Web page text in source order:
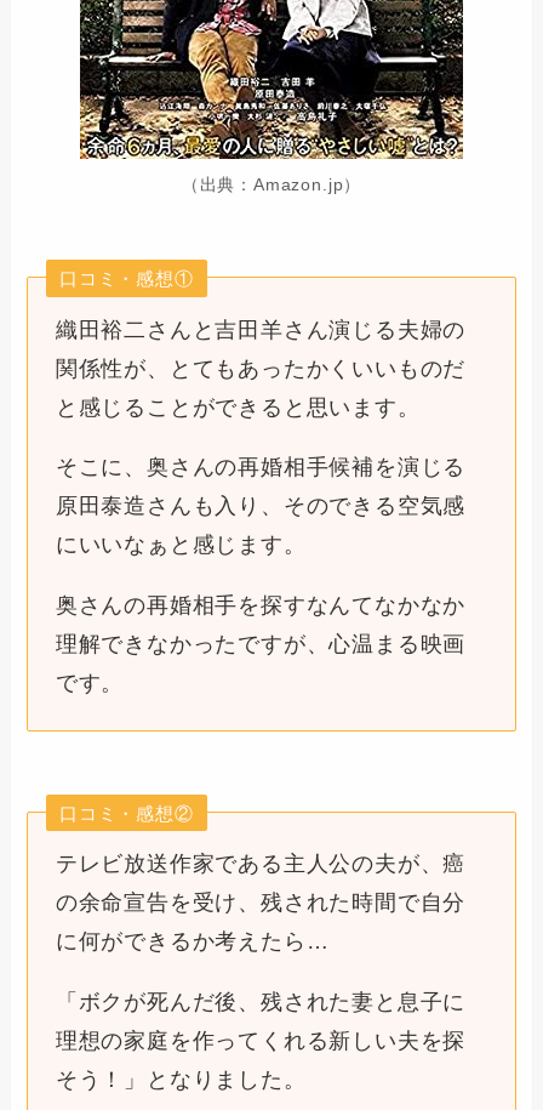
（出典：Amazon.jp）
口コミ・感想①
織田裕二さんと吉田羊さん演じる夫婦の
関係性が、とてもあったかくいいものだ
と感じることができると思います。
そこに、奥さんの再婚相手候補を演じる
原田泰造さんも入り、そのできる空気感
にいいなぁと感じます。
奥さんの再婚相手を探すなんてなかなか
理解できなかったですが、心温まる映画
です。
口コミ・感想②
テレビ放送作家である主人公の夫が、癌
の余命宣告を受け、残された時間で自分
に何ができるか考えたら…
「ボクが死んだ後、残された妻と息子に
理想の家庭を作ってくれる新しい夫を探
そう！」となりました。